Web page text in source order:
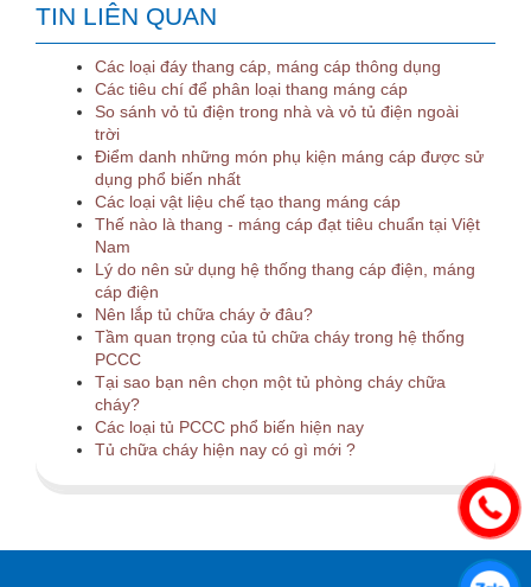
TIN LIÊN QUAN
Các loại đáy thang cáp, máng cáp thông dụng
Các tiêu chí để phân loại thang máng cáp
So sánh vỏ tủ điện trong nhà và vỏ tủ điện ngoài
trời
Điểm danh những món phụ kiện máng cáp được sử
dụng phổ biến nhất
Các loại vật liệu chế tạo thang máng cáp
Thế nào là thang - máng cáp đạt tiêu chuẩn tại Việt
Nam
Lý do nên sử dụng hệ thống thang cáp điện, máng
cáp điện
Nên lắp tủ chữa cháy ở đâu?
Tầm quan trọng của tủ chữa cháy trong hệ thống
PCCC
Tại sao bạn nên chọn một tủ phòng cháy chữa
cháy?
Các loại tủ PCCC phổ biến hiện nay
Tủ chữa cháy hiện nay có gì mới ?